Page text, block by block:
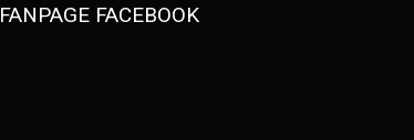
FANPAGE FACEBOOK